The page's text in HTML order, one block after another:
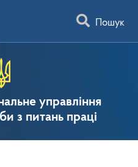
Пошук
управління
з питань праці